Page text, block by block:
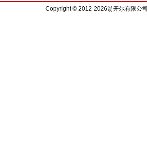
Copyright © 2012-2026翁开尔有限公司